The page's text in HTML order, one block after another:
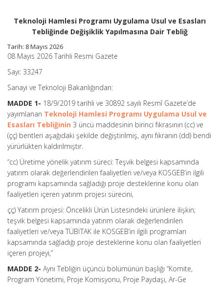
Teknoloji Hamlesi Programı Uygulama Usul ve Esasları
Tebliğinde Değişiklik Yapılmasına Dair Tebliğ
Tarih: 8 Mayıs 2026
08 Mayıs 2026 Tarihli Resmi Gazete
Sayı: 33247
Sanayi ve Teknoloji Bakanlığından:
MADDE 1- 18/9/2019 tarihli ve 30892 sayılı Resmî Gazete’de
yayımlanan Teknoloji Hamlesi Programı Uygulama Usul ve
Esasları Tebliğinin 3 üncü maddesinin birinci fıkrasının (cc) ve
(çç) bentleri aşağıdaki şekilde değiştirilmiş, aynı fıkranın (dd) bendi
yürürlükten kaldırılmıştır.
“cc) Üretime yönelik yatırım süreci: Teşvik belgesi kapsamında
yatırım olarak değerlendirilen faaliyetleri ve/veya KOSGEB’in ilgili
programı kapsamında sağladığı proje desteklerine konu olan
faaliyetleri içeren yatırım projesi sürecini,
çç) Yatırım projesi: Öncelikli Ürün Listesindeki ürünlere ilişkin;
teşvik belgesi kapsamında yatırım olarak değerlendirilen
faaliyetleri ve/veya TÜBİTAK ile KOSGEB’in ilgili programları
kapsamında sağladığı proje desteklerine konu olan faaliyetleri
içeren projeyi,”
MADDE 2- Aynı Tebliğin üçüncü bölümünün başlığı “Komite,
Program Yönetimi, Proje Komisyonu, Proje Paydaşı, Ar-Ge